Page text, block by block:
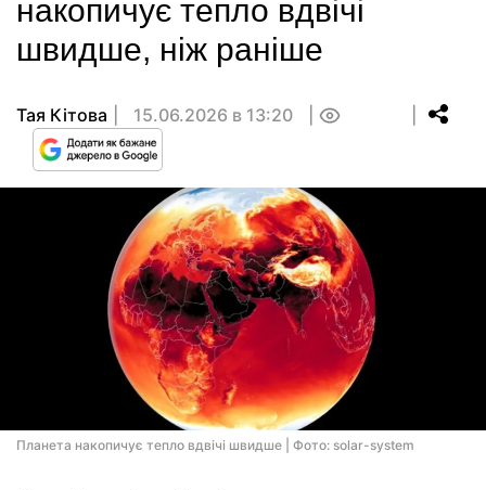
накопичує тепло вдвічі
швидше, ніж раніше
Тая Кітова 15.06.2026 в 13:20
Планета накопичує тепло вдвічі швидше | Фото: solar-system